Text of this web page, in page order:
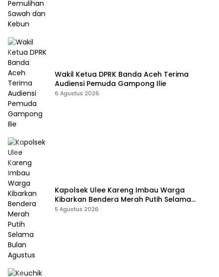
Wakil Ketua DPRK Banda Aceh Terima
Audiensi Pemuda Gampong Ilie
6 Agustus 2026
Kapolsek Ulee Kareng Imbau Warga
Kibarkan Bendera Merah Putih Selama
Bulan Agustus
5 Agustus 2026